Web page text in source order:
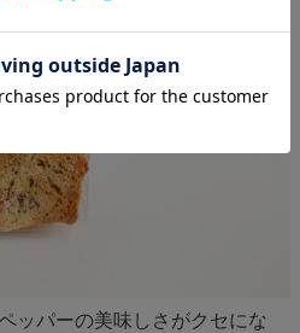
ッパーの美味しさがクセにな